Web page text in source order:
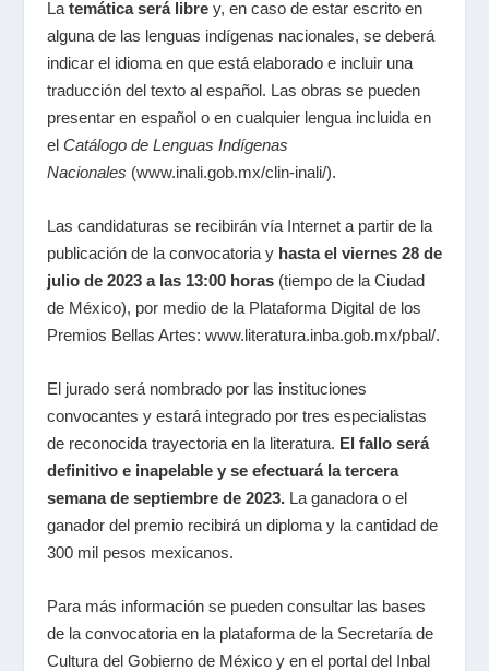
La temática será librey, en caso de estar escrito en
alguna de las lenguas indígenas nacionales, se deberá
indicar el idioma en que está elaborado e incluir una
traducción del texto al español. Las obras se pueden
presentar en español o en cualquier lengua incluida en
el Catálogo de Lenguas Indígenas
Nacionales (www.inali.gob.mx/clin-inali/).
Las candidaturas se recibirán vía Internet a partir de la
publicación de la convocatoria y hasta el viernes 28 de
julio de 2023 a las 13:00 horas(tiempo de la Ciudad
de México), por medio de la Plataforma Digital de los
Premios Bellas Artes: www.literatura.inba.gob.mx/pbal/.
El jurado será nombrado por las instituciones
convocantes y estará integrado por tres especialistas
de reconocida trayectoria en la literatura. El fallo será
definitivo e inapelable y se efectuará la tercera
semana de septiembre de 2023.La ganadora o el
ganador del premio recibirá un diploma y la cantidad de
300 mil pesos mexicanos.
Para más información se pueden consultar las bases
de la convocatoria en la plataforma de la Secretaría de
Cultura del Gobierno de México y en el portal del Inbal